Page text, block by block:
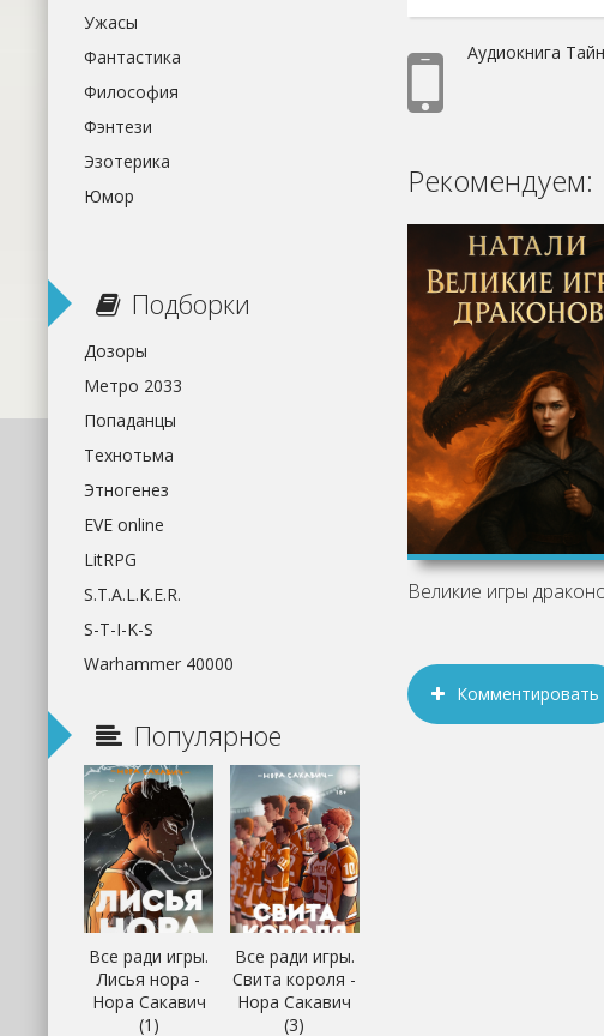
Аудиокнига
Рекомендуем:
Комментировать
Ужасы
Фантастика
Философия
Фэнтези
Эзотерика
Юмор
Подборки
Дозоры
Метро 2033
Попаданцы
Технотьма
Этногенез
EVE online
LitRPG
S.T.A.L.K.E.R.
S-T-I-K-S
Warhammer 40000
Популярное
Все ради игры.
Лисья нора -
Нора Сакавич
(1)
Все ради игры.
Свита короля -
Нора Сакавич
(3)